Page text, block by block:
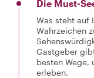
Die Must-
Was steht auf
Wahrzeichen
Gastgeber
besten Wege,
erleben.